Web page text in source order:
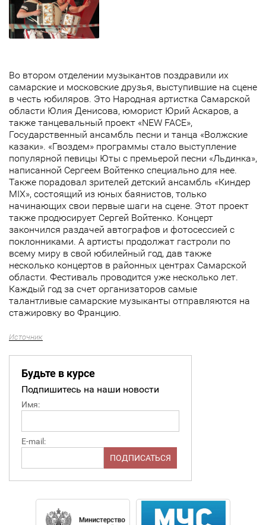
Во втором отделении музыкантов поздравили их
самарские и московские друзья, выступившие на сцене
в честь юбиляров. Это Народная артистка Самарской
области Юлия Денисова, юморист Юрий Аскаров, а
также танцевальный проект «NEW FACE»,
Государственный ансамбль песни и танца «Волжские
казаки». «Гвоздем» программы стало выступление
популярной певицы Юты с премьерой песни «Льдинка»,
написанной Сергеем Войтенко специально для нее.
Также порадовал зрителей детский ансамбль «Киндер
MIX», состоящий из юных баянистов, только
начинающих свои первые шаги на сцене. Этот проект
также продюсирует Сергей Войтенко. Концерт
закончился раздачей автографов и фотосессией с
поклонниками. А артисты продолжат гастроли по
всему миру в свой юбилейный год, дав также
несколько концертов в районных центрах Самарской
области. Фестиваль проводится уже несколько лет.
Каждый год за счет организаторов самые
талантливые самарские музыканты отправляются на
стажировку во Францию.
Источник
Будьте в курсе
Подпишитесь на наши новости
Имя:
E-mail: